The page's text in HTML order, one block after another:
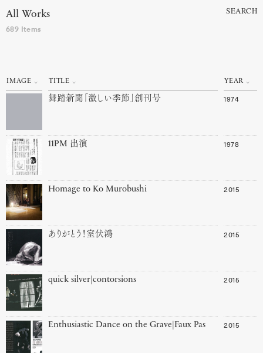
All Works
689 Items
SEARCH
IMAGE TITLE YEAR
舞踏新聞「激しい季節」創刊号 1974
11PM 出演 1978
Homage to Ko Murobushi 2015
ありがとう！室伏鴻 2015
quick silver|contorsions 2015
Enthusiastic Dance on the Grave|Faux Pas 2015